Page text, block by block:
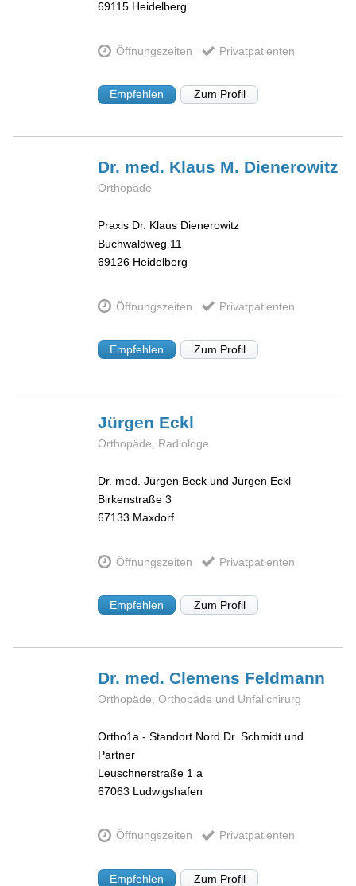
69115 Heidelberg
Öffnungszeiten Privatpatienten
Empfehlen Zum Profil
Dr. med. Klaus M. Dienerowitz
Orthopäde
Praxis Dr. Klaus Dienerowitz
Buchwaldweg 11
69126 Heidelberg
Öffnungszeiten Privatpatienten
Empfehlen Zum Profil
Jürgen Eckl
Orthopäde, Radiologe
Dr. med. Jürgen Beck und Jürgen Eckl
Birkenstraße 3
67133 Maxdorf
Öffnungszeiten Privatpatienten
Empfehlen Zum Profil
Dr. med. Clemens Feldmann
Orthopäde, Orthopäde und Unfallchirurg
Ortho1a - Standort Nord Dr. Schmidt und
Partner
Leuschnerstraße 1 a
67063 Ludwigshafen
Öffnungszeiten Privatpatienten
Empfehlen Zum Profil